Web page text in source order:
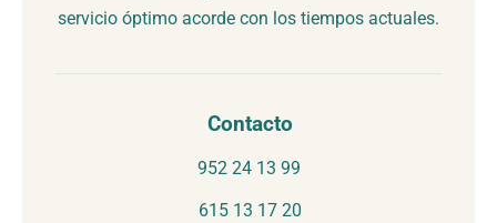
servicio óptimo acorde con los tiempos actuales.
Contacto
952 24 13 99
615 13 17 20